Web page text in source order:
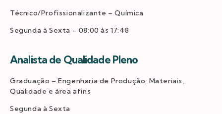
Técnico/Profissionalizante – Química
Segunda à Sexta – 08:00 às 17:48
Analista de Qualidade Pleno
Graduação – Engenharia de Produção, Materiais,
Qualidade e área afins
Segunda à Sexta